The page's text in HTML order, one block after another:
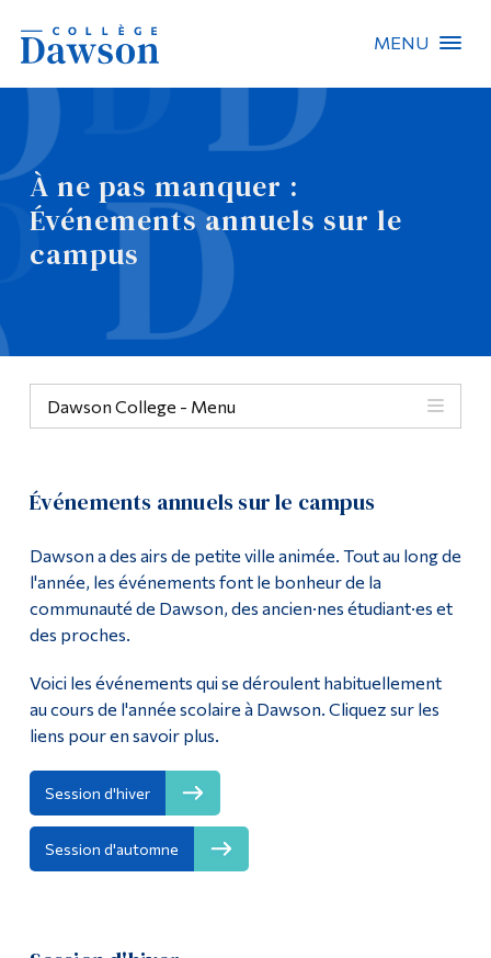
MENU
À ne pas manquer :
Événements annuels sur le
campus
Dawson College - Menu
Événements annuels
Théâtre Dawson
Vie étudiante
Portes ouvertes
Événements annuels sur le campus
Dawson a des airs de petite ville animée. Tout au long de
l'année, les événements font le bonheur de la
communauté de Dawson, des ancien·nes étudiant·es et
des proches.
Voici les événements qui se déroulent habituellement
au cours de l'année scolaire à Dawson. Cliquez sur les
liens pour en savoir plus.
Session d'hiver
Session d'automne
Recherche sur le site
Recherche de personnes
EN
Omnivox
Liens rapides
Formation continue
Qui vous êtes